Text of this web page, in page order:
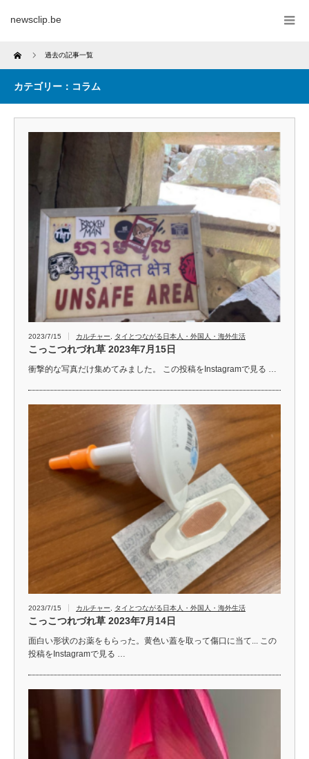
newsclip.be
Home 過去の記事一覧
カテゴリー：コラム
2023/7/15 カルチャー タイとつながる日本人・外国人・海外生活
こっこつれづれ草 2023年7月15日
衝撃的な写真だけ集めてみました。 この投稿をInstagramで見る …
2023/7/15 カルチャー タイとつながる日本人・外国人・海外生活
こっこつれづれ草 2023年7月14日
面白い形状のお薬をもらった。黄色い蓋を取って傷口に当て... この
投稿をInstagramで見る …